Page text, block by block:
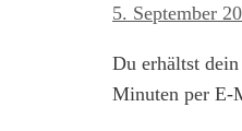
5. September
Du erhältst
Minuten per E-